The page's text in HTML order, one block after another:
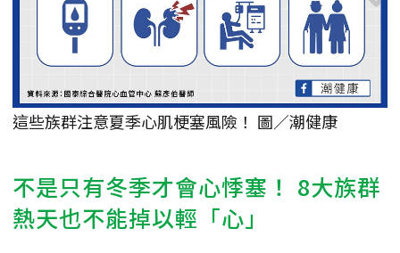
這些族群注意夏季心肌梗塞風險！ 圖／潮健康
不是只有冬季才會心悸塞！ 8大族群
熱天也不能掉以輕「心」